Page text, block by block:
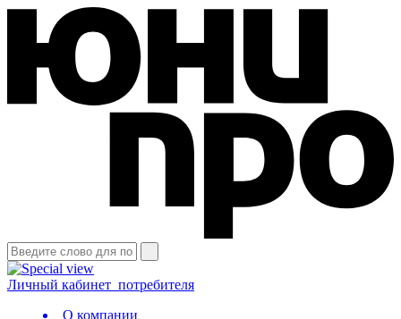
Личный кабинет потребителя
О компании